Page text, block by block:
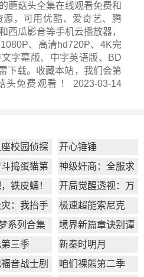
蘑菇头全集在线观看免费和
，可用优酷、爱奇艺、腾
西瓜影音等手机云播放器，
、高清hd720P、4K完
字幕版、中字英语版、BD
下载。收藏本站，我们会第
头免费观看 ！ 2023-03-14
校园侦探
开心锤锤
捣蛋猫第
神级奸商：全服求
我别薅了
铁皮蛹！
开局觉醒透视：万
物皆透,我即无敌
：我抬手
极速超能索尼克
系列合集
境界新篇章诀别谭
篇
三季
新秦时明月
音战士剧
咱们裸熊第二季